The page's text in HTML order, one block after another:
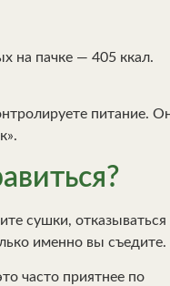
на пачке — 405 ккал.
питание.
сушки, отказываться
именно вы съедите.
часто приятнее по